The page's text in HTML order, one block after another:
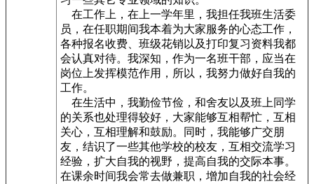
在工作上，在上一学年里，我担任我班生活委
员，在任职期间我本着为大家服务的心态工作，
各种报名收费、班级花销以及打印复习资料我都
会认真对待。我深知，作为一名班干部，应当在
岗位上发挥模范作用，所以，我努力做好自我的
工作。
在生活中，我勤俭节俭，和舍友以及班上同学
的关系也处理得较好，大家能够互相帮忙，互相
关心，互相理解和鼓励。同时，我能够广交朋
友，结识了一些其他学校的校友，互相交流学习
经验，扩大自我的视野，提高自我的交际本事。
在课余时间我会常去做兼职，增加自我的社会经